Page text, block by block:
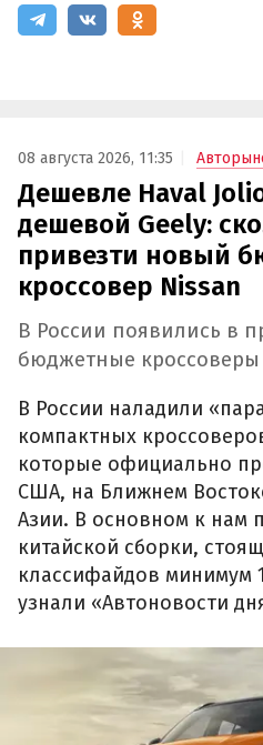
08 августа 2026, 11:35
Дешевле Haval
дешевой Geely:
привезти новый
кроссовер Nissan
В России появились в
бюджетные кроссоверы
В России наладили
компактных
которые официально
США, на Ближнем
Азии. В основном к нам
китайской сборки,
классифайдов минимум
узнали «Автоновости